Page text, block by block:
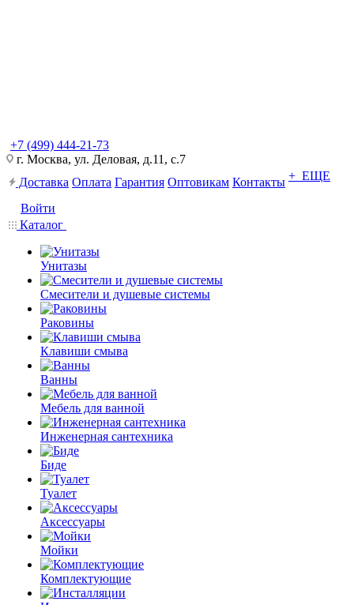
+7 (499) 444-21-73
г. Москва, ул. Деловая, д.11, с.7
Доставка Оплата Гарантия Оптовикам Контакты + ЕЩЕ
Войти
Каталог
Унитазы
Смесители и душевые системы
Раковины
Клавиши смыва
Ванны
Мебель для ванной
Инженерная сантехника
Биде
Туалет
Аксессуары
Мойки
Комплектующие